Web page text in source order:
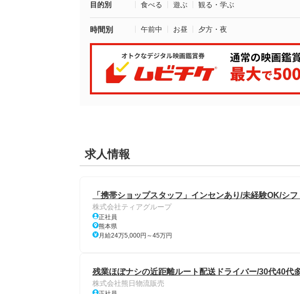
目的別 食べる 遊ぶ 観る・学ぶ
時間別 午前中 お昼 夕方・夜
求人情報
「携帯ショップスタッフ」インセンあり/未経験OK/シ
株式会社ティアグループ
正社員
熊本県
月給24万5,000円～45万円
残業ほぼナシの近距離ルート配送ドライバー/30代40代
株式会社熊日物流販売